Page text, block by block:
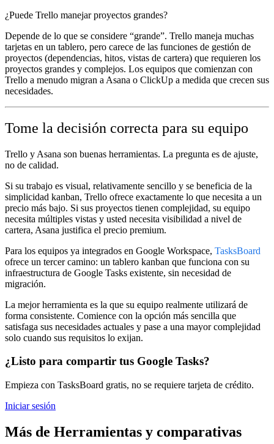
¿Puede Trello manejar proyectos grandes?
Depende de lo que se considere “grande”. Trello maneja muchas
tarjetas en un tablero, pero carece de las funciones de gestión de
proyectos (dependencias, hitos, vistas de cartera) que requieren los
proyectos grandes y complejos. Los equipos que comienzan con
Trello a menudo migran a Asana o ClickUp a medida que crecen sus
necesidades.
Tome la decisión correcta para su equipo
Trello y Asana son buenas herramientas. La pregunta es de ajuste,
no de calidad.
Si su trabajo es visual, relativamente sencillo y se beneficia de la
simplicidad kanban, Trello ofrece exactamente lo que necesita a un
precio más bajo. Si sus proyectos tienen complejidad, su equipo
necesita múltiples vistas y usted necesita visibilidad a nivel de
cartera, Asana justifica el precio premium.
Para los equipos ya integrados en Google Workspace, TasksBoard
ofrece un tercer camino: un tablero kanban que funciona con su
infraestructura de Google Tasks existente, sin necesidad de
migración.
La mejor herramienta es la que su equipo realmente utilizará de
forma consistente. Comience con la opción más sencilla que
satisfaga sus necesidades actuales y pase a una mayor complejidad
solo cuando sus requisitos lo exijan.
¿Listo para compartir tus Google Tasks?
Empieza con TasksBoard gratis, no se requiere tarjeta de crédito.
Iniciar sesión
Más de Herramientas y comparativas